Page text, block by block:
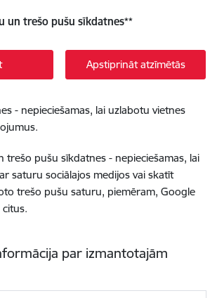
un trešo pušu sīkdatnes**
Apstiprināt atzīmētās
- nepieciešamas, lai uzlabotu vietnes
trešo pušu sīkdatnes - nepieciešamas, lai
saturu sociālajos medijos vai skatīt
trešo pušu saturu, piemēram, Google
citus.
par izmantotajām